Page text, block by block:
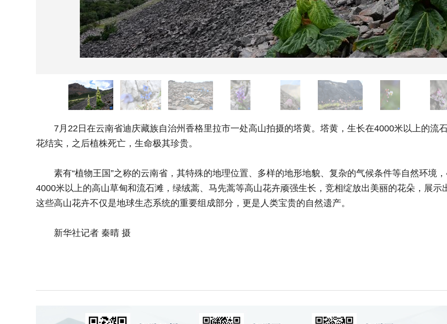
7月22日在云南省迪庆藏族自治州香格里拉市一处高山拍摄的塔黄。塔黄，生长在4000米以上的流
花结实，之后植株死亡，生命极其珍贵。
素有“植物王国”之称的云南省，其特殊的地理位置、多样的地形地貌、复杂的气候条件等自然环境
4000米以上的高山草甸和流石滩，绿绒蒿、马先蒿等高山花卉顽强生长，竞相绽放出美丽的花朵，展示
这些高山花卉不仅是地球生态系统的重要组成部分，更是人类宝贵的自然遗产。
新华社记者 秦晴 摄